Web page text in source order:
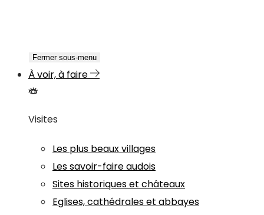
Fermer sous-menu
À voir, à faire
Visites
Les plus beaux villages
Les savoir-faire audois
Sites historiques et châteaux
Eglises, cathédrales et abbayes